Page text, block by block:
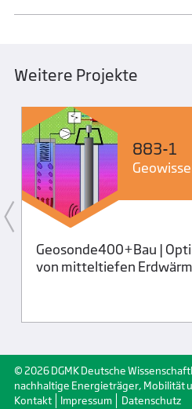
Weitere Projekte
883-1
Geosonde400+Bau |
von mitteltiefen
© 2026 DGMK Deutsche
nachhaltige Energieträger, Mobilität
Kontakt
Impressum Datenschutz